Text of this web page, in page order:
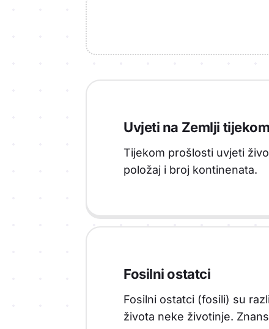
Uvjeti na Zemlji
Tijekom prošlosti uvjeti
položaj i broj kontinenata.
Fosilni ostatci
Fosilni ostatci (fosili) su
života neke životinje.